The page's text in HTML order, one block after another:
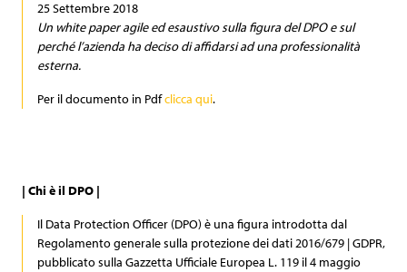
Archiviazione fisica
e-Fatture b2b
Codice Etico
Sponsorship
Newspaper
Comunicati stampa
Articoli
Video
Contatti
25 Settembre 2018
Un white paper agile ed esaustivo sulla figura del DPO e sul
perché l’azienda ha deciso di affidarsi ad una professionalità
esterna.
Per il documento in Pdfclicca qui.
| Chi è il DPO |
Il Data Protection Officer (DPO) è una figura introdotta dal
Regolamento generale sulla protezione dei dati 2016/679 | GDPR,
pubblicato sulla Gazzetta Ufficiale Europea L. 119 il 4 maggio